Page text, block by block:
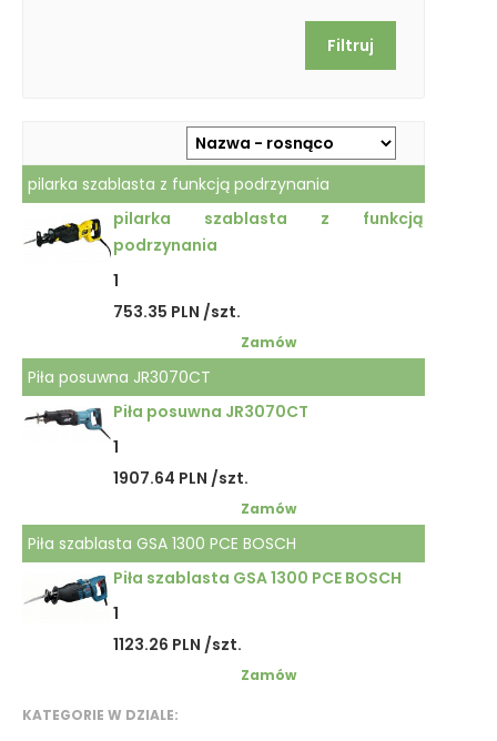
KATEGORIE W DZIALE:
pilarka szablasta z funkcją podrzynania
pilarka szablasta z funkcją
podrzynania
1
753.35 PLN /szt.
Zamów
Piła posuwna JR3070CT
Piła posuwna JR3070CT
1
1907.64 PLN /szt.
Zamów
Piła szablasta GSA 1300 PCE BOSCH
Piła szablasta GSA 1300 PCE BOSCH
1
1123.26 PLN /szt.
Zamów